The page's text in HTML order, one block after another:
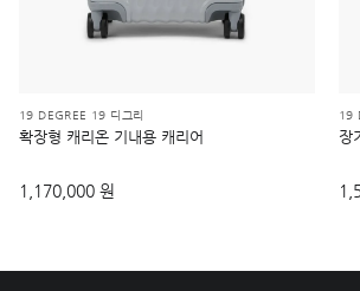
19 DEGREE 19 디그리
확장형 캐리온 기내용 캐리어
1,170,000 원
19
장